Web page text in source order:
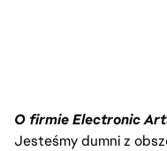
O firmie Electronic
Jesteśmy dumni z